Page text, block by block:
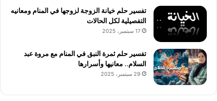
تفسير حلم خيانة الزوجة لزوجها في المنام ومعانيه
التفصيلية لكل الحالات
17 سبتمبر، 2025
تفسير حلم ثمرة النبق في المنام مع مروة عبد
السلام.. معانيها وأسرارها
29 سبتمبر، 2025